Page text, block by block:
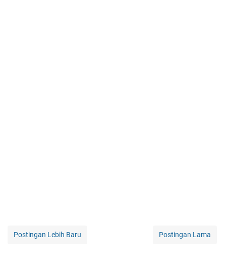
Postingan Lebih Baru Postingan Lama